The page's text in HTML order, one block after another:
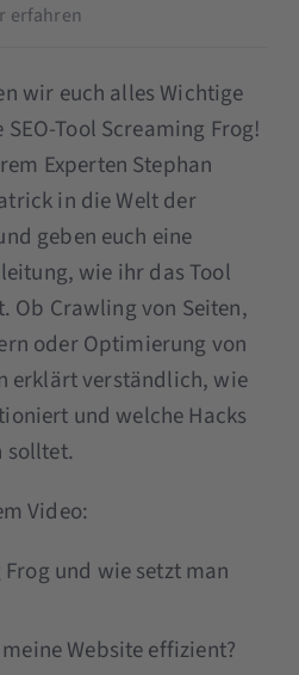
erfahren
wir euch alles Wichtige
Tool Screaming Frog!
Experten Stephan
in die Welt der
geben euch eine
wie ihr das Tool
Ob Crawling von Seiten,
oder Optimierung von
erklärt verständlich, wie
und welche Hacks
solltet.
Video:
und wie setzt man
Website effizient?